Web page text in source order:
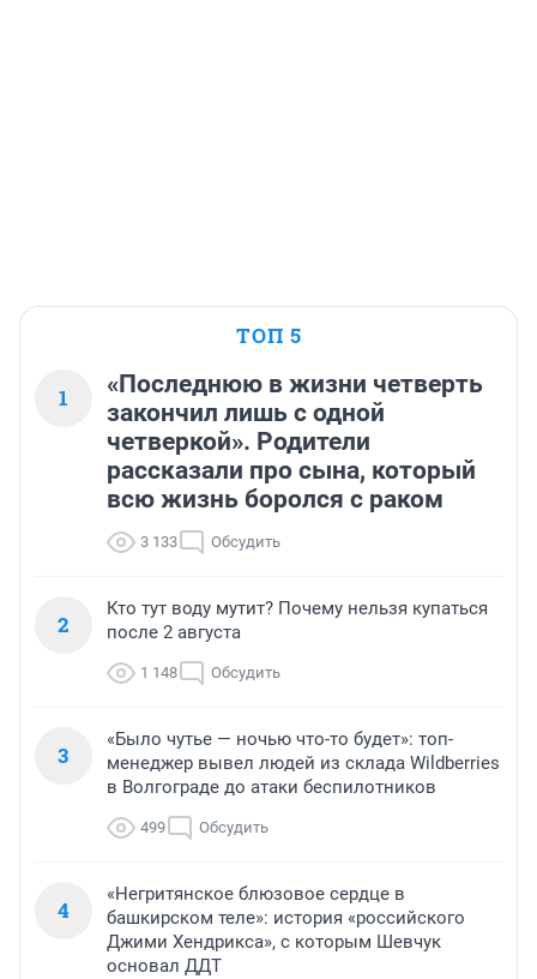
ТОП 5
1
«Последнюю в жизни четверть
закончил лишь с одной
четверкой». Родители
рассказали про сына, который
всю жизнь боролся с раком
3 133 Обсудить
2
Кто тут воду мутит? Почему нельзя купаться
после 2 августа
1 148 Обсудить
3
«Было чутье — ночью что-то будет»: топ-
менеджер вывел людей из склада Wildberries
в Волгограде до атаки беспилотников
499 Обсудить
4
«Негритянское блюзовое сердце в
башкирском теле»: история «российского
Джими Хендрикса», с которым Шевчук
основал ДДТ